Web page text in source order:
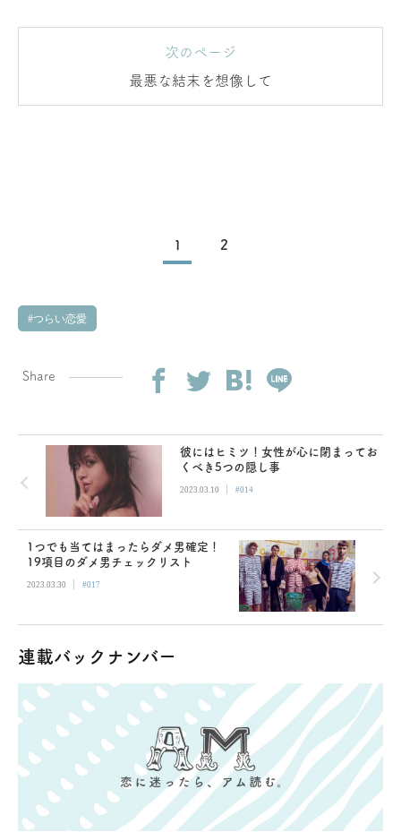
次のページ
最悪な結末を想像して
1 2
つらい恋愛
Share
彼にはヒミツ！女性が心に閉まってお
くべき5つの隠し事
2023.03.10 | #014
1つでも当てはまったらダメ男確定！
19項目のダメ男チェックリスト
2023.03.30 | #017
連載バックナンバー